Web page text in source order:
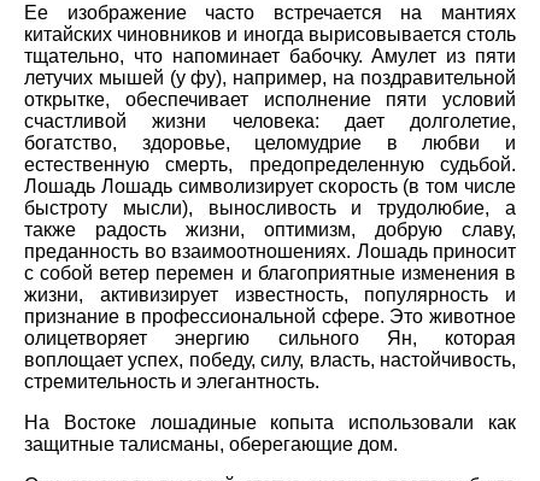
Ее изображение часто встречается на мантиях
китайских чиновников и иногда вырисовывается столь
тщательно, что напоминает бабочку. Амулет из пяти
летучих мышей (у фу), например, на поздравительной
открытке, обеспечивает исполнение пяти условий
счастливой жизни человека: дает долголетие,
богатство, здоровье, целомудрие в любви и
естественную смерть, предопределенную судьбой.
Лошадь Лошадь символизирует скорость (в том числе
быстроту мысли), выносливость и трудолюбие, а
также радость жизни, оптимизм, добрую славу,
преданность во взаимоотношениях. Лошадь приносит
с собой ветер перемен и благоприятные изменения в
жизни, активизирует известность, популярность и
признание в профессиональной сфере. Это животное
олицетворяет энергию сильного Ян, которая
воплощает успех, победу, силу, власть, настойчивость,
стремительность и элегантность.
На Востоке лошадиные копыта использовали как
защитные талисманы, оберегающие дом.